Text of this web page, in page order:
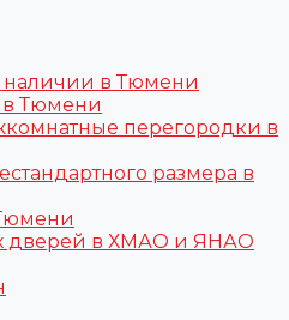
наличии в Тюмени
Тюмени
перегородки в
размера в
дверей в ХМАО и ЯНАО